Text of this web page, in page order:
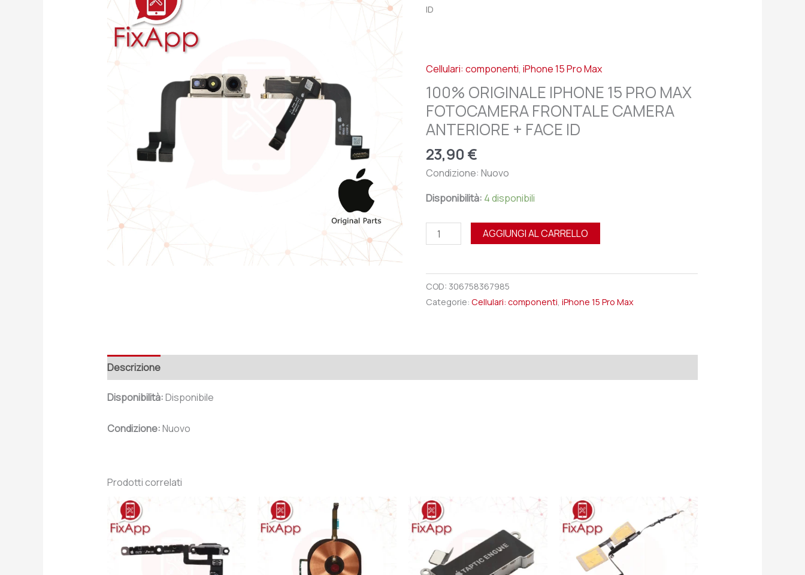
ID
Cellulari: componenti,iPhone 15 Pro Max
100% ORIGINALE IPHONE 15 PRO MAX
FOTOCAMERA FRONTALE CAMERA
ANTERIORE + FACE ID
23,90 €
Condizione: Nuovo
Disponibilità: 4 disponibili
IPHONE
FOTOCAMERA
FRONTALE
CAMERA
ANTERIORE
+
FACE
ID
quantità
AGGIUNGI AL CARRELLO
COD: 306758367985
Categorie:Cellulari: componenti ,iPhone 15 Pro Max
Descrizione
Disponibilità:Disponibile
Condizione:Nuovo
Prodotti correlati